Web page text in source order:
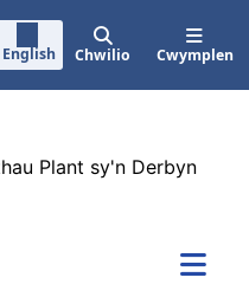
English Chwilio Cwymplen
Plant sy'n Derbyn